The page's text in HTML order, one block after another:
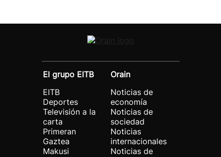
El grupo EITB
EITB
Deportes
Televisión a la
carta
Primeran
Gaztea
Makusi
Orain
Noticias de
economía
Noticias de
sociedad
Noticias
internacionales
Noticias de